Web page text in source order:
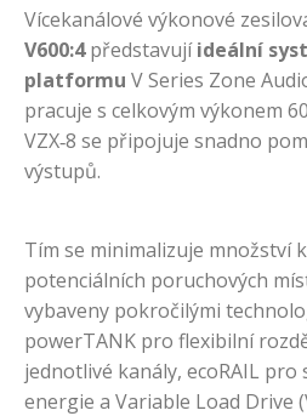
Vícekanálové výkonové
V600:4představujíideální
platformu V Series Zone
pracuje s celkovým výkonem
VZX‑8 se připojuje snadno
výstupů.
Tím se minimalizuje množství
potenciálních poruchových
vybaveny pokročilými
powerTANK pro flexibilní
jednotlivé kanály, ecoRAIL
energie a Variable Load Drive